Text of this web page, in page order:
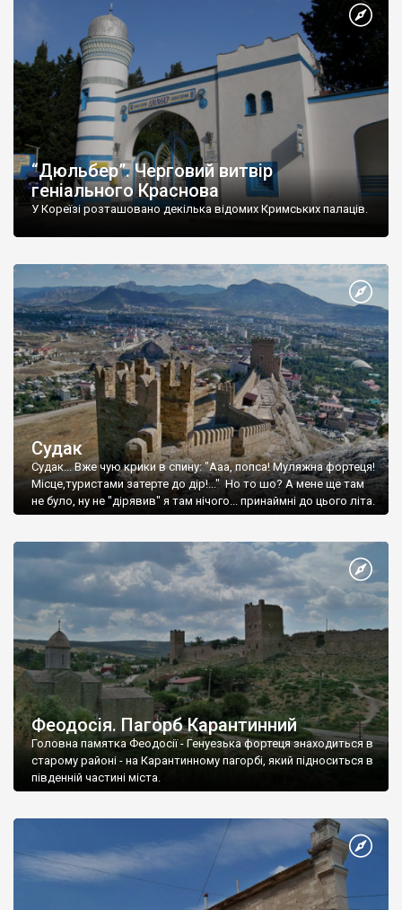
“Дюльбер”. Черговий витвір
геніального Краснова
У Кореїзі розташовано декілька відомих Кримських палаців.
Судак
Судак... Вже чую крики в спину: "Ааа, попса! Муляжна фортеця!
Місце,туристами затерте до дір!..." Но то шо? А мене ще там
не було, ну не "дірявив" я там нічого... принаймні до цього літа.
Феодосія. Пагорб Карантинний
Головна памятка Феодосії - Генуезька фортеця знаходиться в
старому районі - на Карантинному пагорбі, який підноситься в
південній частині міста.